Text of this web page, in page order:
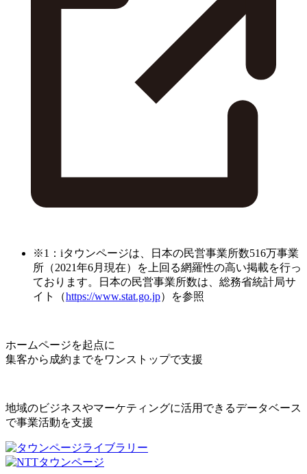
※1：iタウンページは、日本の民営事業所数516万事業
所（2021年6月現在）を上回る網羅性の高い掲載を行っ
ております。日本の民営事業所数は、総務省統計局サ
イト（https://www.stat.go.jp）を参照
ホームページを起点に
集客から成約までをワンストップで支援
地域のビジネスやマーケティングに活用できるデータベース
で事業活動を支援